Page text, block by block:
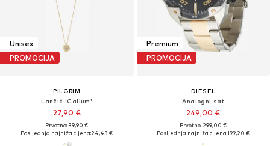
Unisex
PROMOCIJA
PILGRIM
Lančić 'Callum'
27,90 €
Prvotno: 39,90 €
Posljednja najniža cijena:24,43 €
Premium
PROMOCIJA
DIESEL
Analogni sat
249,00 €
Prvotno: 299,00 €
Posljednja najniža cijena:199,20 €